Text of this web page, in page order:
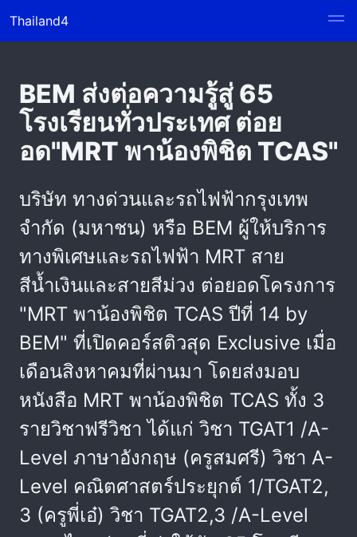
Thailand4
BEM ส่งต่อความรู้สู่ 65
โรงเรียนทั่วประเทศ ต่อย
อด"MRT พาน้องพิชิต TCAS"
บริษัท ทางด่วนและรถไฟฟ้ากรุงเทพ
จำกัด (มหาชน) หรือ BEM ผู้ให้บริการ
ทางพิเศษและรถไฟฟ้า MRT สาย
สีน้ำเงินและสายสีม่วง ต่อยอดโครงการ
"MRT พาน้องพิชิต TCAS ปีที่ 14 by
BEM" ที่เปิดคอร์สติวสุด Exclusive เมื่อ
เดือนสิงหาคมที่ผ่านมา โดยส่งมอบ
หนังสือ MRT พาน้องพิชิต TCAS ทั้ง 3
รายวิชาฟรีวิชา ได้แก่ วิชา TGAT1 /A-
Level ภาษาอังกฤษ (ครูสมศรี) วิชา A-
Level คณิตศาสตร์ประยุกต์ 1/TGAT2,
3 (ครูพี่เอ๋) วิชา TGAT2,3 /A-Level